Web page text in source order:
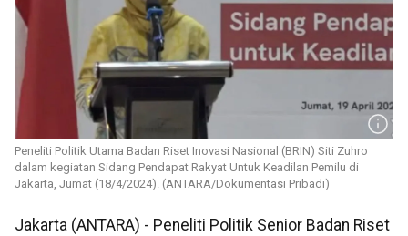
Peneliti Politik Utama Badan Riset Inovasi Nasional (BRIN) Siti Zuhro
dalam kegiatan Sidang Pendapat Rakyat Untuk Keadilan Pemilu di
Jakarta, Jumat (18/4/2024). (ANTARA/Dokumentasi Pribadi)
Jakarta (ANTARA) - Peneliti Politik Senior Badan Riset